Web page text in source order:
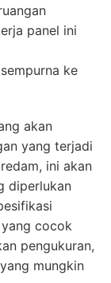
panel ini
ke
akan
yang terjadi
ini akan
diperlukan
cocok
pengukuran,
mungkin